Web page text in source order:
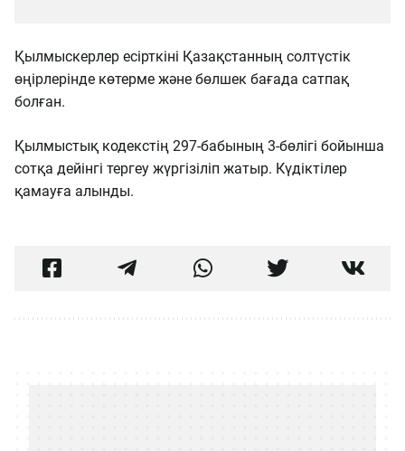
Қылмыскерлер есірткіні Қазақстанның солтүстік
өңірлерінде көтерме және бөлшек бағада сатпақ
болған.
Қылмыстық кодекстің 297-бабының 3-бөлігі бойынша
сотқа дейінгі тергеу жүргізіліп жатыр. Күдіктілер
қамауға алынды.